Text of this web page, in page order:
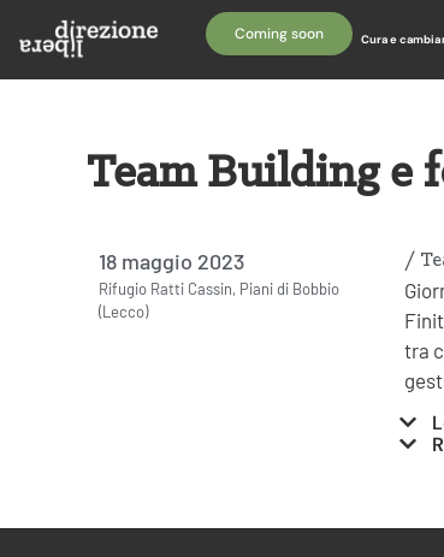
Coming soon Cura e
Team Building e
18 maggio 2023
Rifugio Ratti Cassin, Piani di Bobbio
(Lecco)
/
tra